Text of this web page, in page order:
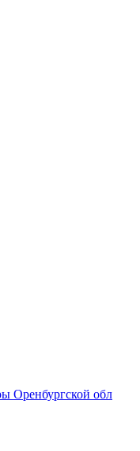
Оренбургской обл